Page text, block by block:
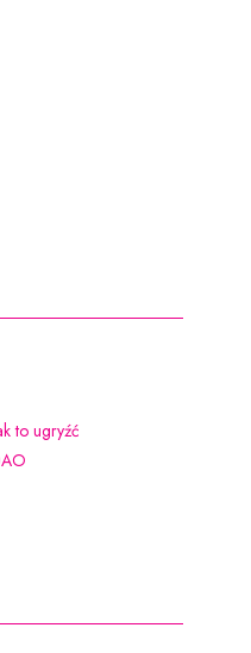
w nowym oknie
to ugryźć
otwarty w nowym oknie
w nowym oknie